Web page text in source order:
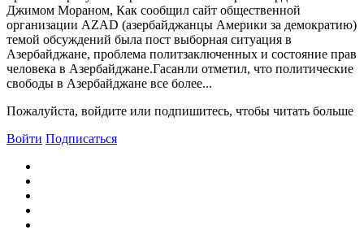
Джимом Мораном, Как сообщил сайт общественной
организации AZAD (азербайджанцы Америки за демократию)
темой обсуждений была пост выборная ситуация в
Азербайджане, проблема политзаключенных и состояние прав
человека в Азербайджане.Гасанли отметил, что политические
свободы в Азербайджане все более...
Пожалуйста, войдите или подпишитесь, чтобы читать больше
Войти Подписаться